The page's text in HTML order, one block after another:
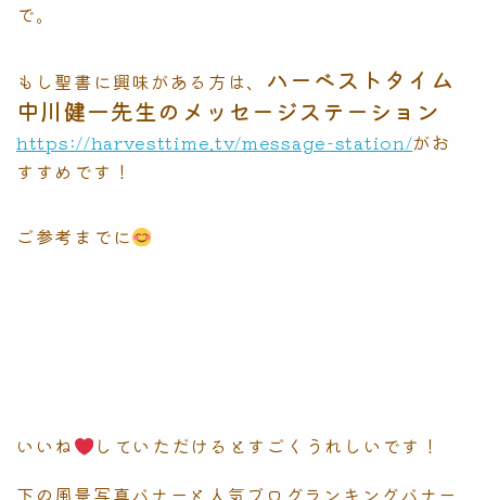
で。
もし聖書に興味がある方は、 ハーベストタイム
中川健一先生のメッセージステーション
https://harvesttime.tv/message-station/がお
すすめです！
ご参考までに
いいね
していただけるとすごくうれしいです！